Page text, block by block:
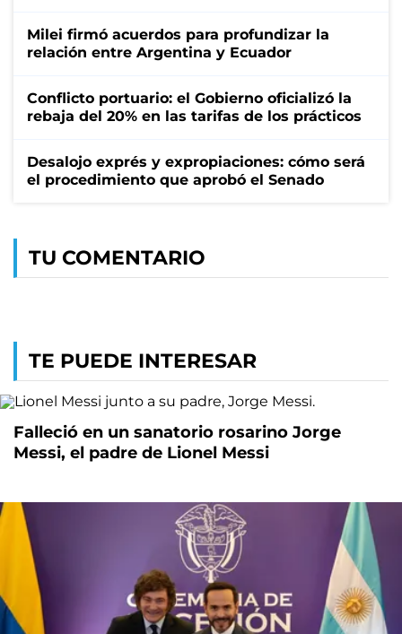
Milei firmó acuerdos para profundizar la
relación entre Argentina y Ecuador
Conflicto portuario: el Gobierno oficializó la
rebaja del 20% en las tarifas de los prácticos
Desalojo exprés y expropiaciones: cómo será
el procedimiento que aprobó el Senado
TU COMENTARIO
TE PUEDE INTERESAR
Falleció en un sanatorio rosarino Jorge
Messi, el padre de Lionel Messi